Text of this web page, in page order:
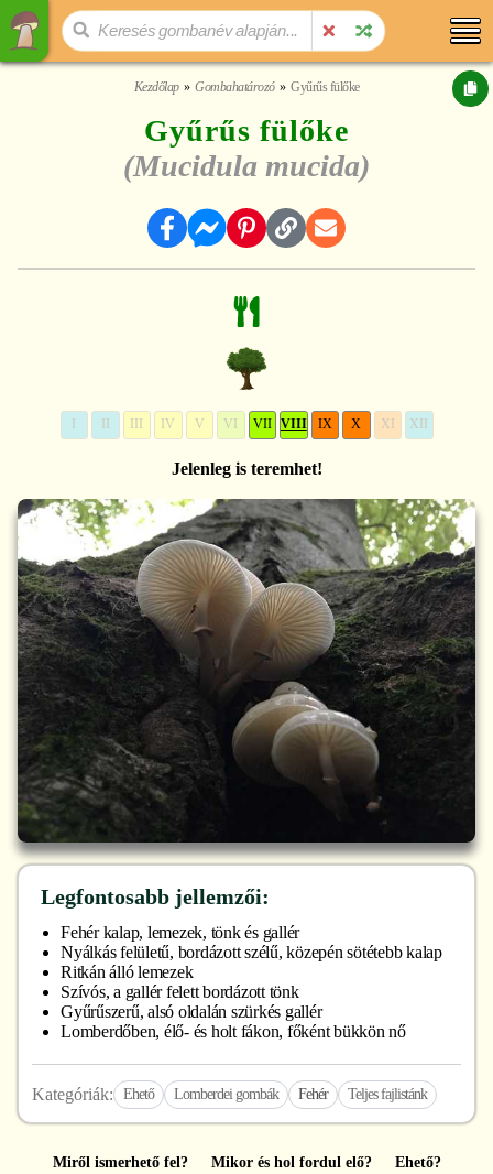
Kezdőlap Gombahatározó Gyűrűs fülőke
Gyűrűs fülőke
(Mucidula mucida)
IV V VI VII VIII IX X XI XII
Jelenleg is teremhet!
Legfontosabb jellemzői:
Fehér kalap, lemezek, tönk és gallér
Nyálkás felületű, bordázott szélű, közepén sötétebb kalap
Ritkán álló lemezek
Szívós, a gallér felett bordázott tönk
Gyűrűszerű, alsó oldalán szürkés gallér
Lomberdőben, élő- és holt fákon, főként bükkön nő
Kategóriák: Ehető Lomberdei gombák Fehér Teljes fajlistánk
Miről ismerhető fel? Mikor és hol fordul elő? Ehető?